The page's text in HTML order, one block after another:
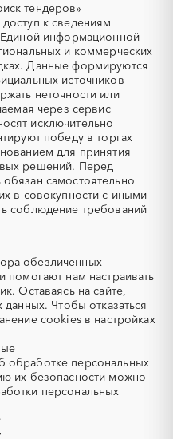
УДС (установки
депарафинизации скважин)
ЯТЭК
Авиаперевозка
Авиационные работы
вертолетами
Автовозы
Автозапчасти
Автомобили
Авторский надзор
Автоцистерны пожарные
Аквариумы
Алкогольная продукция
Алмазная резка
Аммоний
Антенны
Мурманская область
Нижегородская область
Новосибирская область
Оренбургская область
Пензенская область
Приморский край
Ростовская область
Самарская область
Саратовская область
Свердловская область
Татарстан
Томская область
Тыва
Удмуртская республика
Хабаровский край
Ханты-Мансийский
Автономный округ - Югра
тендеров»
к сведениям
информационной
и коммерческих
Данные формируются
источников
неточности или
через сервис
исключительно
победу в торгах
для принятия
решений. Перед
самостоятельно
в совокупности с иными
соблюдение требований
обезличенных
помогают нам настраивать
Оставаясь на сайте,
Чтобы отказаться
cookies в настройках
обработке персональных
их безопасности можно
персональных